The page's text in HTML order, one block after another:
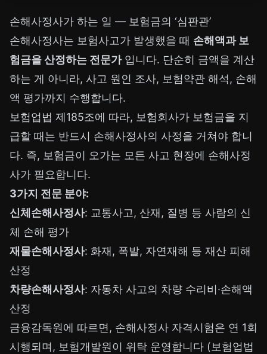
손해사정사가 하는 일 — 보험금의 ‘심판관’
손해사정사는 보험사고가 발생했을 때 손해액과 보
험금을 산정하는 전문가입니다. 단순히 금액을 계산
하는 게 아니라, 사고 원인 조사, 보험약관 해석, 손해
액 평가까지 수행합니다.
보험업법 제185조에 따라, 보험회사가 보험금을 지
급할 때는 반드시 손해사정사의 사정을 거쳐야 합니
다. 즉, 보험금이 오가는 모든 사고 현장에 손해사정
사가 필요합니다.
3가지 전문 분야:
신체손해사정사: 교통사고, 산재, 질병 등 사람의 신
체 손해 평가
재물손해사정사: 화재, 폭발, 자연재해 등 재산 피해
산정
차량손해사정사: 자동차 사고의 차량 수리비·손해액
산정
금융감독원에 따르면, 손해사정사 자격시험은 연 1회
시행되며, 보험개발원이 위탁 운영합니다 (보험업법